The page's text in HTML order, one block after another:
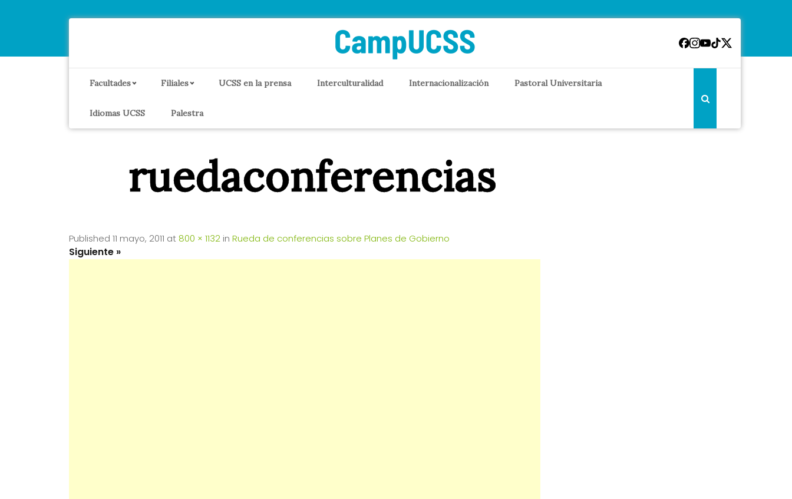
Facultades Filiales UCSS en la prensa Interculturalidad Internacionalización Pastoral Universitaria
Idiomas UCSS Palestra
ruedaconferencias
Published 11 mayo, 2011 at 800 × 1132 in Rueda de conferencias sobre Planes de Gobierno